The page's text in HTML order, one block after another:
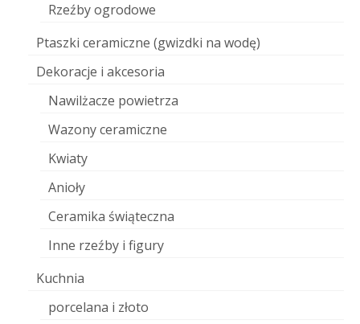
Rzeźby ogrodowe
Ptaszki ceramiczne (gwizdki na wodę)
Dekoracje i akcesoria
Nawilżacze powietrza
Wazony ceramiczne
Kwiaty
Anioły
Ceramika świąteczna
Inne rzeźby i figury
Kuchnia
porcelana i złoto